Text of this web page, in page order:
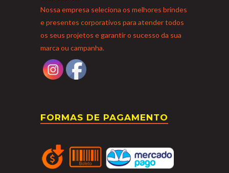
Nossa empresa seleciona os melhores brindes
e presentes corporativos para atender todos
os seus projetos e garantir o sucesso da sua
marca ou campanha.
FORMAS DE PAGAMENTO